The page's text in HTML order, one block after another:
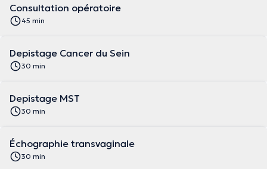
Consultation opératoire
45 min
Depistage Cancer du Sein
30 min
Depistage MST
30 min
Échographie transvaginale
30 min